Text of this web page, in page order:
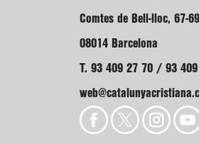
Comtes de Bell-lloc, 67-69
08014 Barcelona
T. 93 409 27 70 / 93